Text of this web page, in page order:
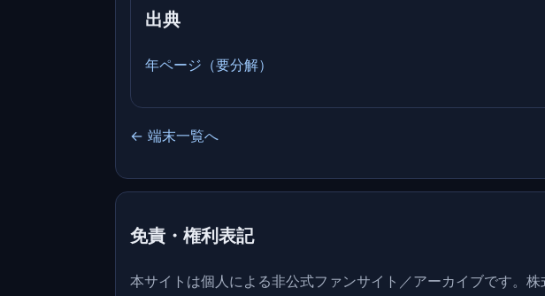
出典
年ページ（要分解）
← 端末一覧へ
免責・権利表記
本サイトは個人による非公式ファンサイト／アーカイブです。